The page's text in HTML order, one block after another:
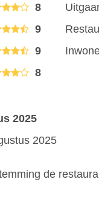
8
9
9
8
2025
2025
de